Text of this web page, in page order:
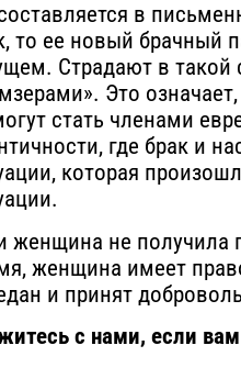
в
то ее новый брачный
Страдают в такой
Это
стать членами
где брак и
которая
женщина не получила
женщина имеет
и принят
с нами, если